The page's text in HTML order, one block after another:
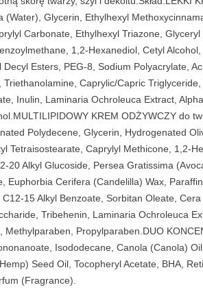
d
l
a
s
k
ó
r
y
a
l
e
r
g
i
c
z
n
e
(Water), Glycerin, Ethylhexyl
Carbonate, Ethylhexyl Triazone, Glyceryl
1,2-Hexanediol, Cetyl Alcohol,
Esters, PEG-8, Sodium Polyacrylate,
Caprylic/Capric Triglyceride,
Inulin, Laminaria Ochroleuca Extract,
KREM ODŻYWCZY do
Polydecene, Glycerin, Hydrogenated
Tetraisostearate, Caprylyl Methicone, 1,2-
20 Alkyl Glucoside, Persea Gratissima
Cerifera (Candelilla) Wax,
15 Alkyl Benzoate, Sorbitan Oleate, Cera
Tribehenin, Laminaria Ochroleuca
Propylparaben.DUO
Isododecane, Canola (Canola)
Seed Oil, Tocopheryl Acetate, BHA,
(Fragrance).